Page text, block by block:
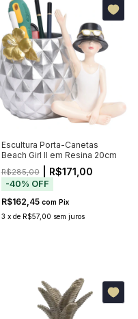
Escultura Porta-Canetas
Beach Girl II em Resina 20cm
R$285,00| R$171,00
-40% OFF
R$162,45 com Pix
3 x de R$57,00 sem juros